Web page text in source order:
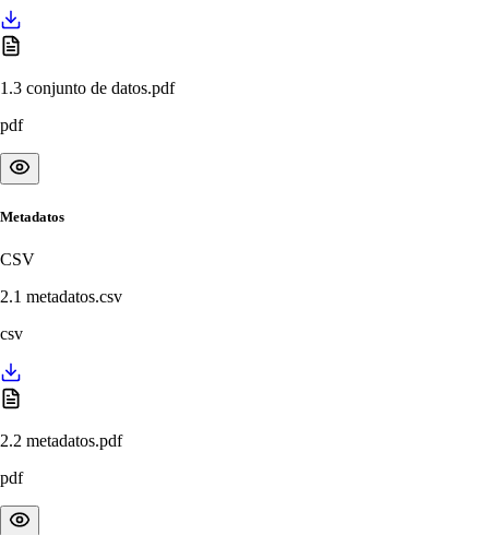
1.3 conjunto de datos.pdf
pdf
Metadatos
CSV
2.1 metadatos.csv
csv
2.2 metadatos.pdf
pdf